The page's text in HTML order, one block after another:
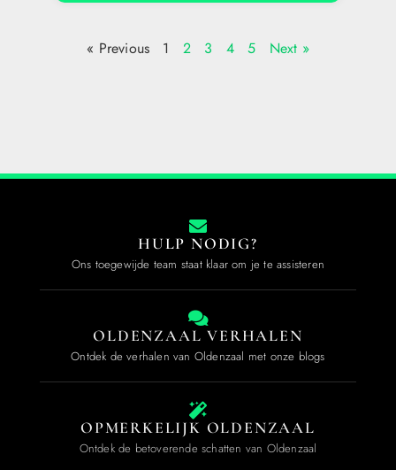
« Previous 1 2 3 4 5 Next »
HULP NODIG?
Ons toegewijde team staat klaar om je te assisteren
OLDENZAAL VERHALEN
Ontdek de verhalen van Oldenzaal met onze blogs
OPMERKELIJK OLDENZAAL
Ontdek de betoverende schatten van Oldenzaal